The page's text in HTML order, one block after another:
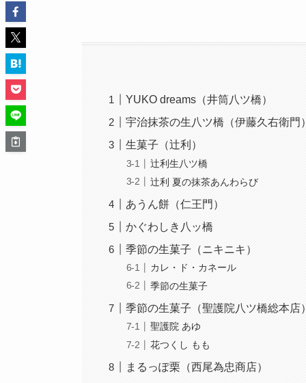
YUKO dreams（井筒八ツ橋）
宇治抹茶の生八ツ橋（伊藤久右衛門
生菓子（辻利）
辻利生八ツ橋
辻利 夏の抹茶あんわらび
あうん餅（仁王門）
かぐわしき八ッ橋
季節の生菓子（ニキニキ）
カレ・ド・カネール
季節の生菓子
季節の生菓子（聖護院八ツ橋総本店
聖護院 あゆ
花つくし もも
まるっぽ栗（西尾為忠商店）